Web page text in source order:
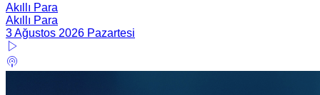
Akıllı Para
Akıllı Para
3 Ağustos 2026 Pazartesi